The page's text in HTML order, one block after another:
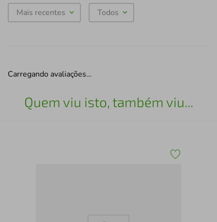
Mais recentes Todos
Carregando avaliações…
Quem viu isto, também viu...